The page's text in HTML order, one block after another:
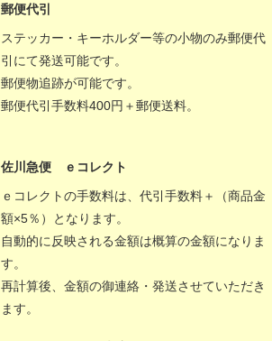
郵便代引
ステッカー・キーホルダー等の小物のみ郵便代
引にて発送可能です。
郵便物追跡が可能です。
郵便代引手数料400円＋郵便送料。
佐川急便 ｅコレクト
ｅコレクトの手数料は、代引手数料＋（商品金
額×5％）となります。
自動的に反映される金額は概算の金額になりま
す。
再計算後、金額の御連絡・発送させていただき
ます。